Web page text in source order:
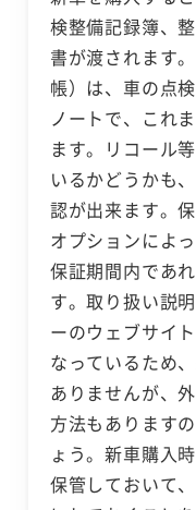
検整備記録簿、
書が渡されます
帳）は、車の点
ノートで、これ
ます。リコール
いるかどうかも
認が出来ます。
オプションによ
保証期間内であ
す。取り扱い説
ーのウェブサイ
なっているため
ありませんが、
方法もあります
ょう。新車購入
保管しておいて